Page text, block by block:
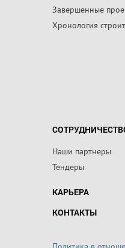
Завершенные
Хронология
Наши партнеры
Тендеры
КАРЬЕРА
КОНТАКТЫ
Политика в